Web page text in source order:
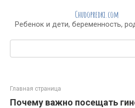
контенту
Chudopredki.com
Ребенок и дети, беременность,
Поиск:
Главная страница
Почему важно посещать